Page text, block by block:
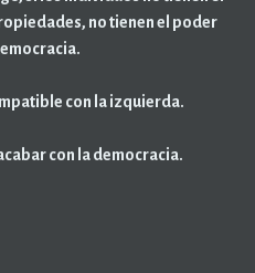
no tienen el poder
con la izquierda.
con la democracia.